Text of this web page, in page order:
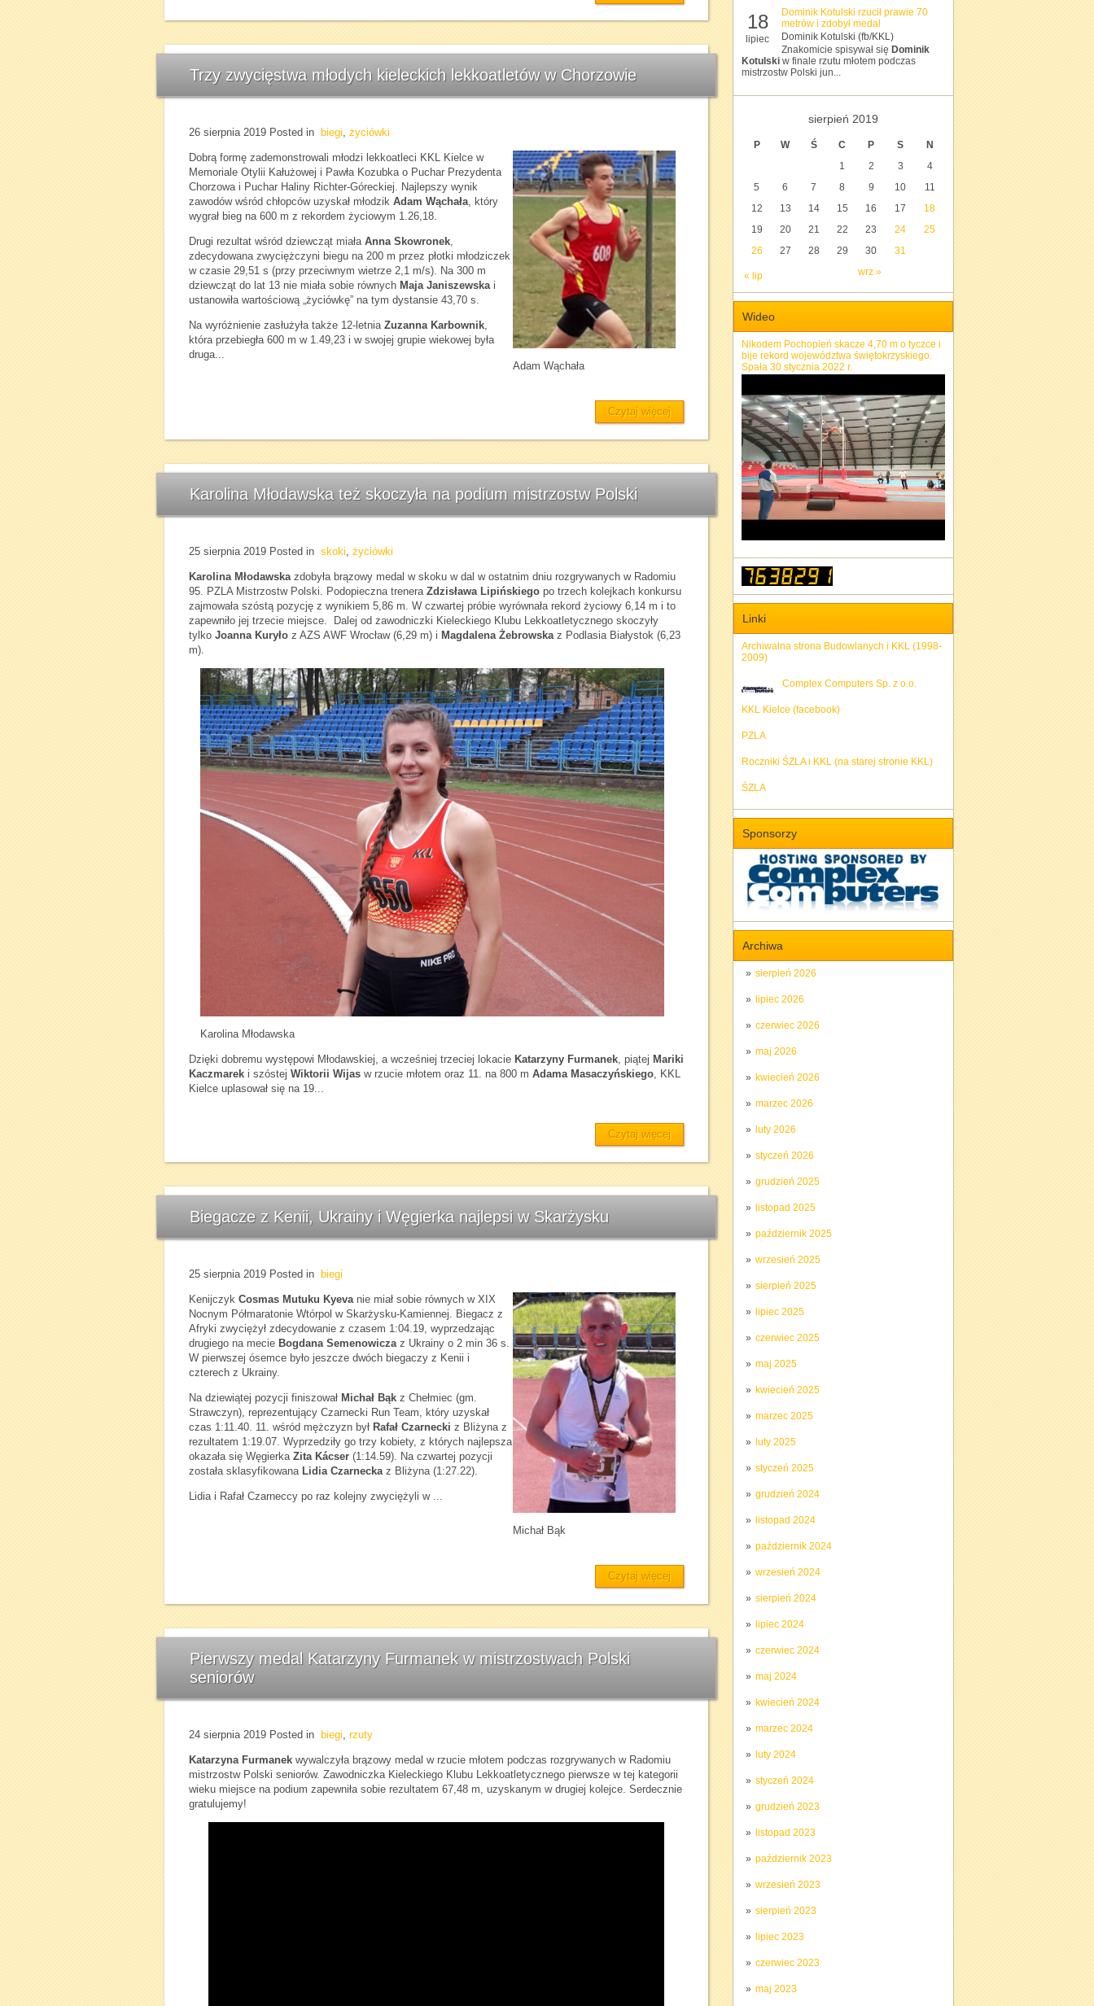
18
lipiec
Dominik Kotulski rzucił prawie 70
metrów i zdobył medal
Dominik Kotulski (fb/KKL)
Znakomicie spisywał się Dominik
Kotulski w finale rzutu młotem podczas
mistrzostw Polski jun...
sierpień 2019
P W Ś C P S N
« lip wrz »
1 2 3
4
5
6 7 8 9 10
11
12
13 14 15 16 17
18
19
20 21 22 23 24
25
26
27 28 29 30 31
Wideo
Nikodem Pochopień skacze 4,70 m o tyczce i
bije rekord województwa świętokrzyskiego.
Spała 30 stycznia 2022 r.
Linki
Archiwalna strona Budowlanych i KKL (1998-
2009)
Complex Computers Sp. z o.o.
KKL Kielce (facebook)
PZLA
Roczniki ŚZLA i KKL (na starej stronie KKL)
ŚZLA
Sponsorzy
Archiwa
sierpień 2026
lipiec 2026
czerwiec 2026
maj 2026
kwiecień 2026
marzec 2026
luty 2026
styczeń 2026
grudzień 2025
listopad 2025
październik 2025
wrzesień 2025
sierpień 2025
lipiec 2025
czerwiec 2025
maj 2025
kwiecień 2025
marzec 2025
luty 2025
styczeń 2025
grudzień 2024
listopad 2024
październik 2024
wrzesień 2024
sierpień 2024
lipiec 2024
czerwiec 2024
maj 2024
kwiecień 2024
marzec 2024
luty 2024
styczeń 2024
grudzień 2023
listopad 2023
październik 2023
wrzesień 2023
sierpień 2023
lipiec 2023
czerwiec 2023
maj 2023
Trzy zwycięstwa młodych kieleckich lekkoatletów w Chorzowie
26 sierpnia 2019 Posted in biegi, życiówki
Adam Wąchała
Dobrą formę zademonstrowali młodzi lekkoatleci KKL Kielce w
Memoriale Otylii Kałużowej i Pawła Kozubka o Puchar Prezydenta
Chorzowa i Puchar Haliny Richter-Góreckiej. Najlepszy wynik
zawodów wśród chłopców uzyskał młodzik Adam Wąchała, który
wygrał bieg na 600 m z rekordem życiowym 1.26,18.
Drugi rezultat wśród dziewcząt miała Anna Skowronek,
zdecydowana zwyciężczyni biegu na 200 m przez płotki młodziczek
w czasie 29,51 s (przy przeciwnym wietrze 2,1 m/s). Na 300 m
dziewcząt do lat 13 nie miała sobie równych Maja Janiszewska i
ustanowiła wartościową „życiówkę” na tym dystansie 43,70 s.
Na wyróżnienie zasłużyła także 12-letnia Zuzanna Karbownik,
która przebiegła 600 m w 1.49,23 i w swojej grupie wiekowej była
druga...
Czytaj więcej
Karolina Młodawska też skoczyła na podium mistrzostw Polski
25 sierpnia 2019 Posted in skoki, życiówki
Karolina Młodawskazdobyła brązowy medal w skoku w dal w ostatnim dniu rozgrywanych w Radomiu
95. PZLA Mistrzostw Polski. Podopieczna treneraZdzisława Lipińskiego po trzech kolejkach konkursu
zajmowała szóstą pozycję z wynikiem 5,86 m. W czwartej próbie wyrównała rekord życiowy 6,14 m i to
zapewniło jej trzecie miejsce. Dalej od zawodniczki Kieleckiego Klubu Lekkoatletycznego skoczyły
tylko Joanna Kuryło z AZS AWF Wrocław (6,29 m) i Magdalena Żebrowskaz Podlasia Białystok (6,23
m).
Karolina Młodawska
Dzięki dobremu występowi Młodawskiej, a wcześniej trzeciej lokacie Katarzyny Furmanek, piątej Mariki
Kaczmarek i szóstej Wiktorii Wijas w rzucie młotem oraz 11. na 800 m Adama Masaczyńskiego, KKL
Kielce uplasował się na 19...
Czytaj więcej
Biegacze z Kenii, Ukrainy i Węgierka najlepsi w Skarżysku
25 sierpnia 2019 Posted in biegi
Michał Bąk
Kenijczyk Cosmas Mutuku Kyevanie miał sobie równych w XIX
Nocnym Półmaratonie Wtórpol w Skarżysku-Kamiennej. Biegacz z
Afryki zwyciężył zdecydowanie z czasem 1:04.19, wyprzedzając
drugiego na mecie Bogdana Semenowiczaz Ukrainy o 2 min 36 s.
W pierwszej ósemce było jeszcze dwóch biegaczy z Kenii i
czterech z Ukrainy.
Na dziewiątej pozycji finiszował Michał Bąk z Chełmiec (gm.
Strawczyn), reprezentujący Czarnecki Run Team, który uzyskał
czas 1:11.40. 11. wśród mężczyzn był Rafał Czarnecki z Bliżyna z
rezultatem 1:19.07. Wyprzedziły go trzy kobiety, z których najlepsza
okazała się Węgierka Zita Kácser (1:14.59). Na czwartej pozycji
została sklasyfikowana Lidia Czarneckaz Bliżyna (1:27.22).
Lidia i Rafał Czarneccy po raz kolejny zwyciężyli w ...
Czytaj więcej
Pierwszy medal Katarzyny Furmanek w mistrzostwach Polski
seniorów
24 sierpnia 2019 Posted in biegi, rzuty
Katarzyna Furmanek wywalczyła brązowy medal w rzucie młotem podczas rozgrywanych w Radomiu
mistrzostw Polski seniorów. Zawodniczka Kieleckiego Klubu Lekkoatletycznego pierwsze w tej kategorii
wieku miejsce na podium zapewniła sobie rezultatem 67,48 m, uzyskanym w drugiej kolejce. Serdecznie
gratulujemy!